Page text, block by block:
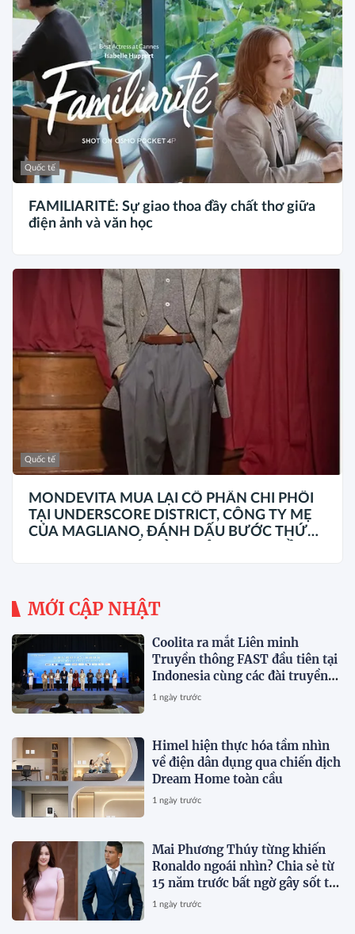
Quốc tế
FAMILIARITÉ: Sự giao thoa đầy chất thơ giữa
điện ảnh và văn học
Quốc tế
MONDEVITA MUA LẠI CỔ PHẦN CHI PHỐI
TẠI UNDERSCORE DISTRICT, CÔNG TY MẸ
CỦA MAGLIANO, ĐÁNH DẤU BƯỚC THỨ
MỚI CẬP NHẬT
Coolita ra mắt Liên minh
Truyền thông FAST đầu tiên tại
Indonesia cùng các đài truyền
hình hàng đầu
1 ngày trước
Himel hiện thực hóa tầm nhìn
về điện dân dụng qua chiến dịch
Dream Home toàn cầu
1 ngày trước
Mai Phương Thúy từng khiến
Ronaldo ngoái nhìn? Chia sẻ từ
15 năm trước bất ngờ gây sốt trở
lại
1 ngày trước